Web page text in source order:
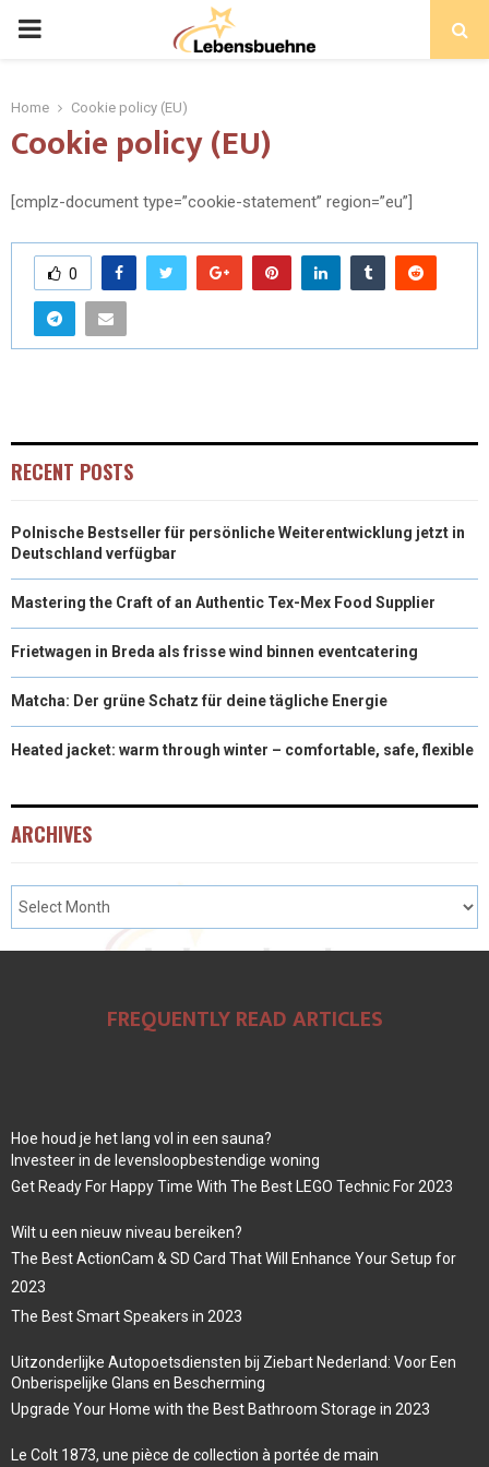
PRIMARY
Home Cookie policy (EU)
Cookie policy (EU)
[cmplz-document type=”cookie-statement” region=”eu”]
0
RECENT POSTS
Polnische Bestseller für persönliche Weiterentwicklung jetzt in
Deutschland verfügbar
Mastering the Craft of an Authentic Tex-Mex Food Supplier
Frietwagen in Breda als frisse wind binnen eventcatering
Matcha: Der grüne Schatz für deine tägliche Energie
Heated jacket: warm through winter – comfortable, safe, flexible
ARCHIVES
FREQUENTLY READ ARTICLES
Hoe houd je het lang vol in een sauna?
Investeer in de levensloopbestendige woning
Get Ready For Happy Time With The Best LEGO Technic For 2023
Wilt u een nieuw niveau bereiken?
The Best ActionCam & SD Card That Will Enhance Your Setup for
2023
The Best Smart Speakers in 2023
Uitzonderlijke Autopoetsdiensten bij Ziebart Nederland: Voor Een
Onberispelijke Glans en Bescherming
Upgrade Your Home with the Best Bathroom Storage in 2023
Le Colt 1873, une pièce de collection à portée de main